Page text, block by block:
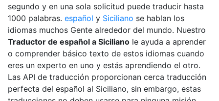
segundo y en una sola solicitud puede traducir hasta
1000 palabras. español y Siciliano se hablan los
idiomas muchos Gente alrededor del mundo. Nuestro
Traductor de español a Sicilianole ayuda a aprender
o comprender básico texto de estos idiomas cuando
eres un experto en uno y estás aprendiendo el otro.
Las API de traducción proporcionan cerca traducción
perfecta del español al Siciliano, sin embargo, estas